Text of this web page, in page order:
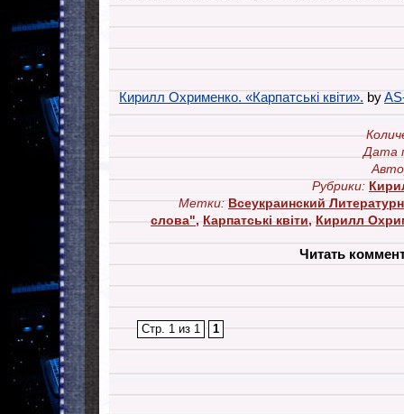
Кирилл Охрименко. «Карпатські квіти». by
Дата
Рубрики:
Метки: Всеукраинский
слова", Карпатські квіти, Кирилл
Читать
Стр. 1 из 1 1